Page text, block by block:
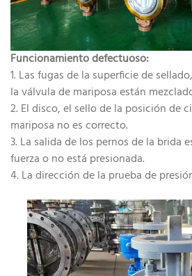
Funcionamiento defectuoso:
1. Las fugas de la superficie de
la válvula de mariposa están
2. El disco, el sello de la posición de
mariposa no es correcto.
3. La salida de los pernos de la brida
fuerza o no está presionada.
4. La dirección de la prueba de